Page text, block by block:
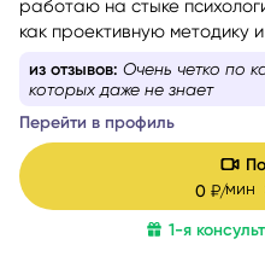
Таролог, дипломированный
работаю на стыке
как проективную методику
бессознательным.
дала рекомендации
Перейти в профиль
0 ₽/мин